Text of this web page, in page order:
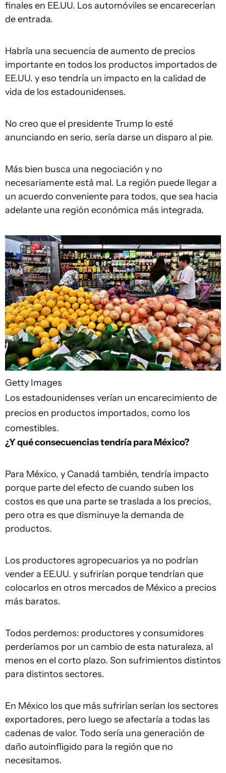
finales en EE.UU. Los automóviles se encarecerían
de entrada.
Habría una secuencia de aumento de precios
importante en todos los productos importados de
EE.UU. y eso tendría un impacto en la calidad de
vida de los estadounidenses.
No creo que el presidente Trump lo esté
anunciando en serio, sería darse un disparo al pie.
Más bien busca una negociación y no
necesariamente está mal. La región puede llegar a
un acuerdo conveniente para todos, que sea hacia
adelante una región económica más integrada.
Getty Images
Los estadounidenses verían un encarecimiento de
precios en productos importados, como los
comestibles.
¿Y qué consecuencias tendría para México?
Para México, y Canadá también, tendría impacto
porque parte del efecto de cuando suben los
costos es que una parte se traslada a los precios,
pero otra es que disminuye la demanda de
productos.
Los productores agropecuarios ya no podrían
vender a EE.UU. y sufrirían porque tendrían que
colocarlos en otros mercados de México a precios
más baratos.
Todos perdemos: productores y consumidores
perderíamos por un cambio de esta naturaleza, al
menos en el corto plazo. Son sufrimientos distintos
para distintos sectores.
En México los que más sufrirían serían los sectores
exportadores, pero luego se afectaría a todas las
cadenas de valor. Todo sería una generación de
daño autoinfligido para la región que no
necesitamos.